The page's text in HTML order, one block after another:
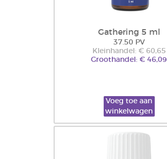
Gathering 5 ml
37.50 PV
Kleinhandel: € 60,65
Groothandel: € 46,09
Voeg toe aan
winkelwagen